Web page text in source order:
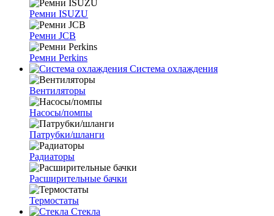
Ремни ISUZU
Ремни JCB
Ремни Perkins
Система охлаждения
Вентиляторы
Насосы/помпы
Патрубки/шланги
Радиаторы
Расширительные бачки
Термостаты
Стекла